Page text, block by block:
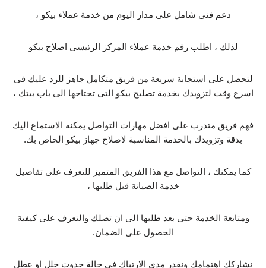
دعم فنى شامل على مدار اليوم من خدمة عملاء بيكو ،
لذلك ، اطلب رقم خدمة عملاء المركز الرئيسى اصلاح بيكو
لتحصل على استجابة سريعة من فريق متكامل جاهز للرد عليك فى
اسرع وقت لتزويدك بخدمة تصليح بيكو التى تحتاجها الى باب بيتك ،
فهم فريق متدرب على افضل مهارات التواصل يمكنه الاستماع اليك
بدقة وتزويدك بالخدمة المناسبة لاصلاح جهاز بيكو الخاص بك.
كما يمكنك ، التواصل مع هذا الفريق المتميز للتعرف على تفاصيل
خدمة الصيانة قبل طلبها ،
ومتابعة الخدمة حتى بعد طلبها الى ان تصلك والتعرف على كيفية
الحصول على الضمان.
نشاركك اهتمامك ونقدر مدى الارتباك فى حالة حدوث خلل او عطل